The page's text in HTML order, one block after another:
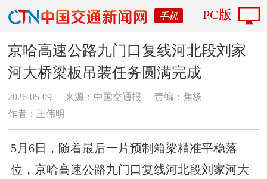
手机 PC版
京哈高速公路九门口复线河北段刘家
河大桥梁板吊装任务圆满完成
2026-05-09 来源：中国交通报
责编：焦杨
作者：王伟明
5月6日，随着最后一片预制箱梁精准平稳落
位，京哈高速公路九门口复线河北段刘家河大